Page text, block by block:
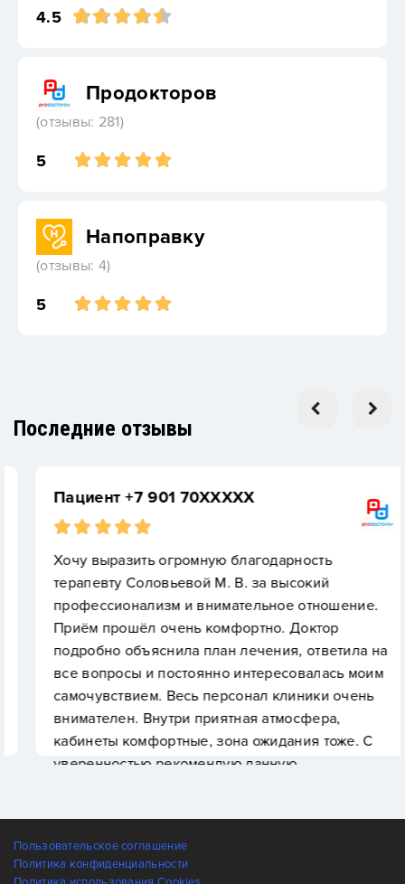
4.5
Продокторов
(отзывы: 281)
5
Напоправку
(отзывы: 4)
5
Последние отзывы
Пациент +7 901 70XXXXX
Хочу выразить огромную благодарность
терапевту Соловьевой М. В. за высокий
профессионализм и внимательное отношение.
Приём прошёл очень комфортно. Доктор
подробно объяснила план лечения, ответила на
все вопросы и постоянно интересовалась моим
самочувствием. Весь персонал клиники очень
внимателен. Внутри приятная атмосфера,
кабинеты комфортные, зона ожидания тоже. С
уверенностью рекомендую данную
Пользовательское соглашение
Политика конфиденциальности